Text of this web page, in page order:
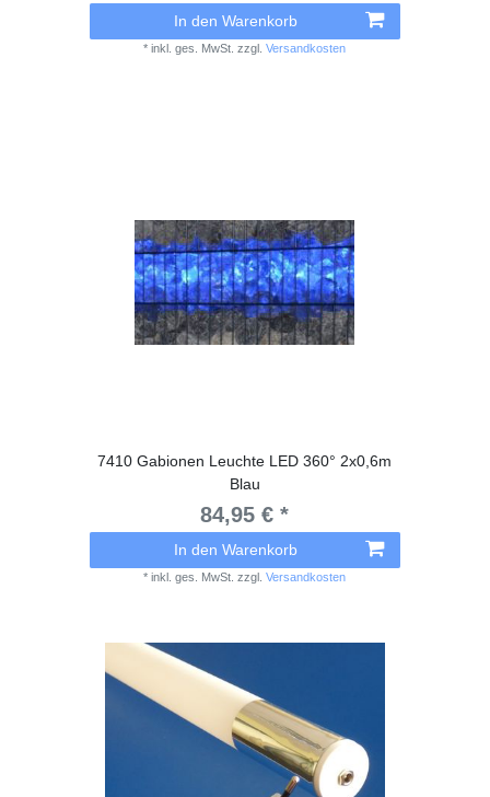
In den Warenkorb
*inkl. ges. MwSt. zzgl.Versandkosten
7410 Gabionen Leuchte LED 360° 2x0,6m
Blau
84,95 € *
In den Warenkorb
*inkl. ges. MwSt. zzgl.Versandkosten